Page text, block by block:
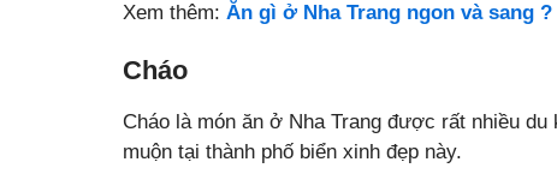
Xem thêm: Ăn gì ở Nha Trang ngon và sang ?
Cháo
Cháo là món ăn ở Nha Trang được rất nhiều
muộn tại thành phố biển xinh đẹp này.